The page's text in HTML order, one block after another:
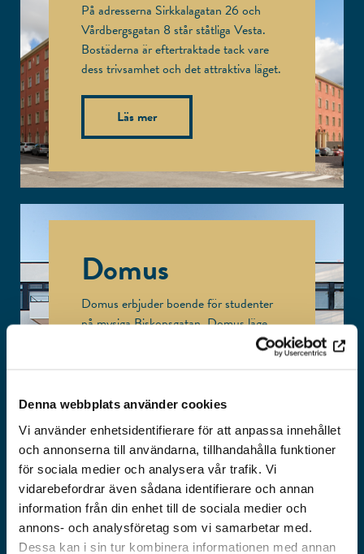
Denna webbplats använder cookies
Vi använder enhetsidentifierare för att anpassa innehållet
och annonserna till användarna, tillhandahålla funktioner
för sociala medier och analysera vår trafik. Vi
vidarebefordrar även sådana identifierare och annan
information från din enhet till de sociala medier och
annons- och analysföretag som vi samarbetar med.
Dessa kan i sin tur kombinera informationen med annan
På adresserna Sirkkalagatan 26 och
Vårdbergsgatan 8 står ståtliga Vesta.
Bostäderna är eftertraktade tack vare
dess trivsamhet och det attraktiva läget.
Läs mer
Domus
Domus erbjuder boende för studenter
på mysiga Biskopsgatan. Domus läge
nära Åbo Akademi, stadskärnan och
Läs mer